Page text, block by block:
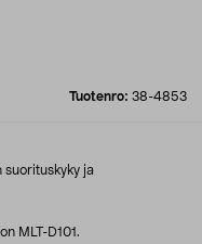
Tuotenro: 38-4853
suorituskyky ja
MLT-D101.